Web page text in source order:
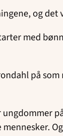
og det
med
på
ungdommer